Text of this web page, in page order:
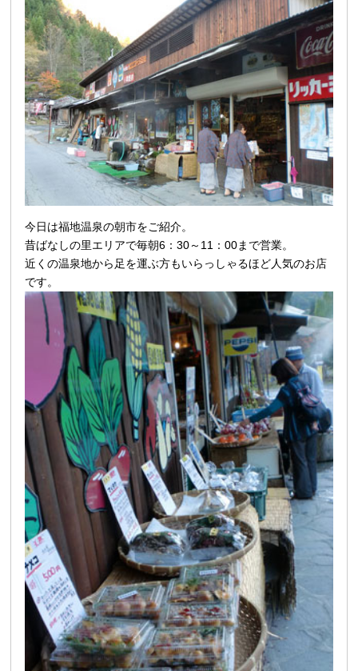
今日は福地温泉の朝市をご紹介。
昔ばなしの里エリアで毎朝6：30～11：00まで営業。
近くの温泉地から足を運ぶ方もいらっしゃるほど人気のお店
です。